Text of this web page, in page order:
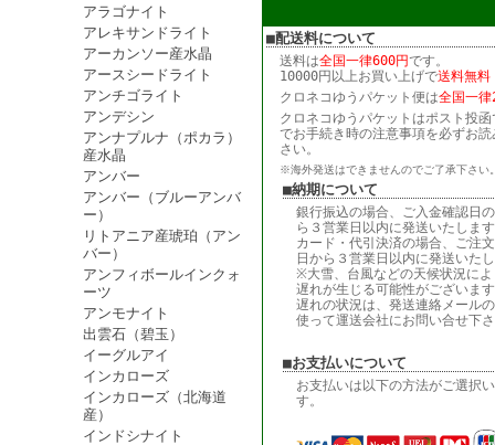
アラゴナイト
アレキサンドライト
アーカンソー産水晶
アースシードライト
アンチゴライト
アンデシン
アンナプルナ（ポカラ）
産水晶
アンバー
アンバー（ブルーアンバ
ー）
リトアニア産琥珀（アン
バー）
アンフィボールインクォ
ーツ
アンモナイト
出雲石（碧玉）
イーグルアイ
インカローズ
インカローズ（北海道
産）
インドシナイト
■配送料について
送料は全国一律600円です。
10000円以上お買い上げで送料無料
クロネコゆうパケット便は全国一律
クロネコゆうパケットはポスト投
でお手続き時の注意事項を必ずお
さい。
※海外発送はできませんのでご了承下さい
■納期について
銀行振込の場合、ご入金確認日
ら３営業日以内に発送いたしま
カード・代引決済の場合、ご注
日から３営業日以内に発送いた
※大雪、台風などの天候状況に
遅れが生じる可能性がございま
遅れの状況は、発送連絡メール
使って運送会社にお問い合せ下
■お支払いについて
お支払いは以下の方法がご選択
す。